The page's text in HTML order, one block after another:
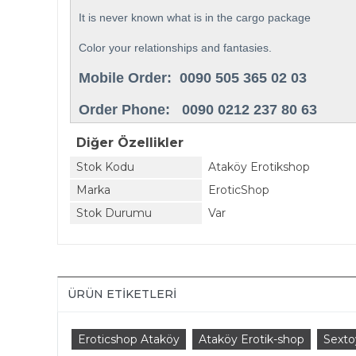
It is never known what is in the cargo package
Color your relationships and fantasies.
Mobile Order: 0090 505 365 02 03
Order Phone: 0090 0212 237 80 63
Diğer Özellikler
Stok Kodu
Ataköy Erotikshop
Marka
EroticShop
Stok Durumu
Var
ÜRÜN ETIKETLERI
Eroticshop Ataköy Ataköy Erotik-shop